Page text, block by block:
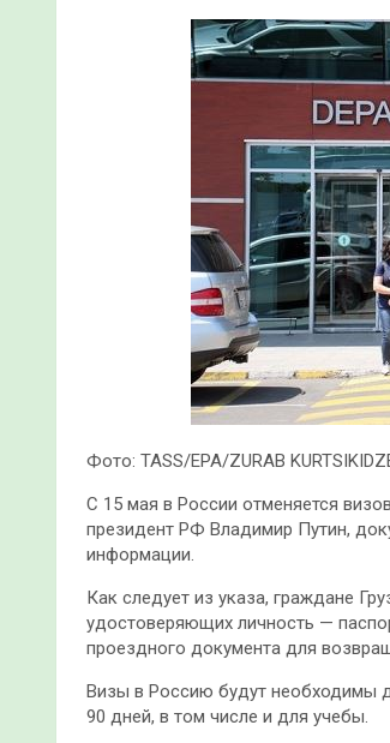
Фото: TASS/EPA/ZURAB
С 15 мая в России отменяется
президент РФ Владимир Путин,
информации.
Как следует из указа, граждане
удостоверяющих личность —
проездного документа для
Визы в Россию будут необходимы
90 дней, в том числе и для учебы.